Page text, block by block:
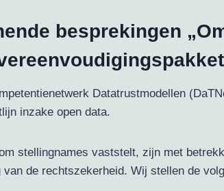
besprekingen
Datatrustmodellen
inzake open data.
stellingnames vaststelt, zijn met
de rechtszekerheid. Wij stellen de